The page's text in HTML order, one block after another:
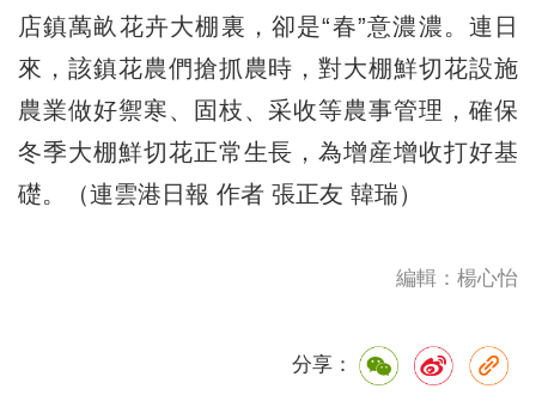
店鎮萬畝花卉大棚裏，卻是“春”意濃濃。連日
來，該鎮花農們搶抓農時，對大棚鮮切花設施
農業做好禦寒、固枝、采收等農事管理，確保
冬季大棚鮮切花正常生長，為增産增收打好基
礎。（連雲港日報 作者 張正友 韓瑞）
編輯：楊心怡
分享：